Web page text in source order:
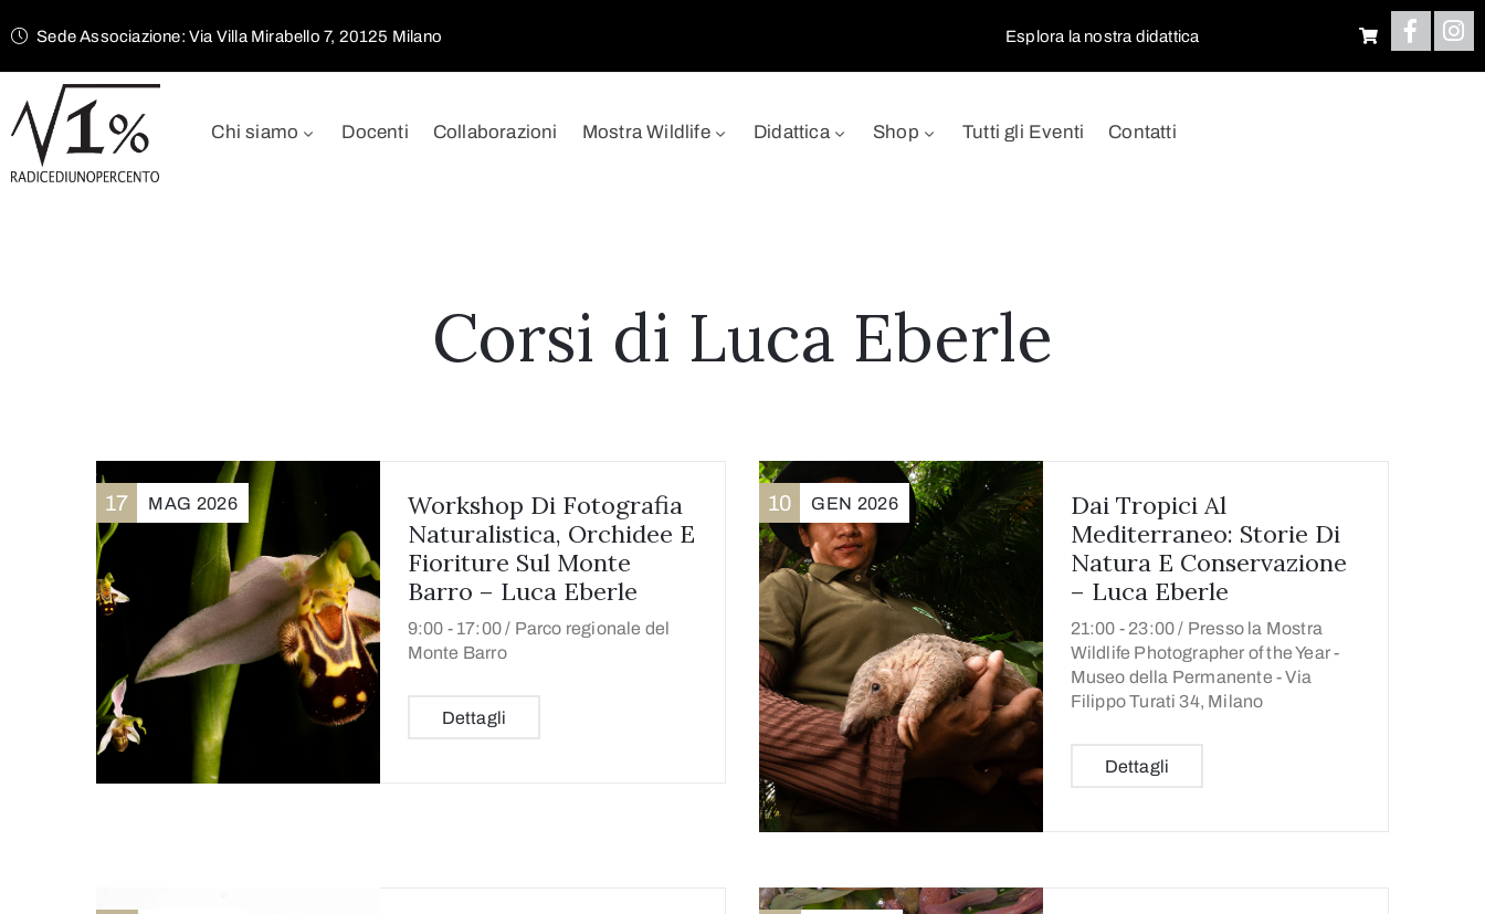
Sede Associazione: Via Villa Mirabello 7, 20125 Milano Esplora la nostra didattica
Chi siamo Docenti Collaborazioni Mostra Wildlife Didattica Shop Tutti gli Eventi Contatti
Corsi di Luca Eberle
17 MAG 2026
Workshop Di Fotografia
Naturalistica, Orchidee E
Fioriture Sul Monte
Barro – Luca Eberle
9:00 - 17:00 / Parco regionale del
Monte Barro
Dettagli
10 GEN 2026
Dai Tropici Al
Mediterraneo: Storie Di
Natura E Conservazione
– Luca Eberle
21:00 - 23:00 / Presso la Mostra
Wildlife Photographer of the Year -
Museo della Permanente - Via
Filippo Turati 34, Milano
Dettagli